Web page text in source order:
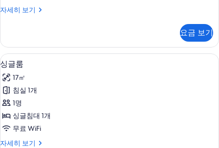
보
자세히 보기
스
세
히
보
기
요금 보기
싱
글
룸
사
진
모
싱글룸 | 책상, 다리미/다리미판, 무료
1
싱글룸
17㎡
침실 1개
1명
싱글침대 1개
무료 WiFi
자세히 보기
싱